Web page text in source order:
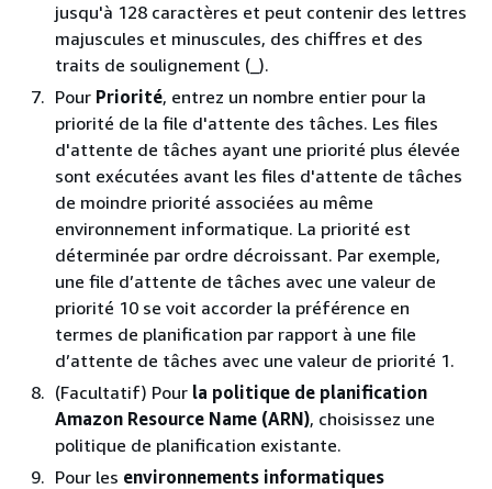
jusqu'à 128 caractères et peut contenir des lettres
majuscules et minuscules, des chiffres et des
traits de soulignement (_).
Pour Priorité, entrez un nombre entier pour la
priorité de la file d'attente des tâches. Les files
d'attente de tâches ayant une priorité plus élevée
sont exécutées avant les files d'attente de tâches
de moindre priorité associées au même
environnement informatique. La priorité est
déterminée par ordre décroissant. Par exemple,
une file d’attente de tâches avec une valeur de
priorité 10 se voit accorder la préférence en
termes de planification par rapport à une file
d’attente de tâches avec une valeur de priorité 1.
(Facultatif) Pour la politique de planification
Amazon Resource Name (ARN), choisissez une
politique de planification existante.
Pour les environnements informatiques